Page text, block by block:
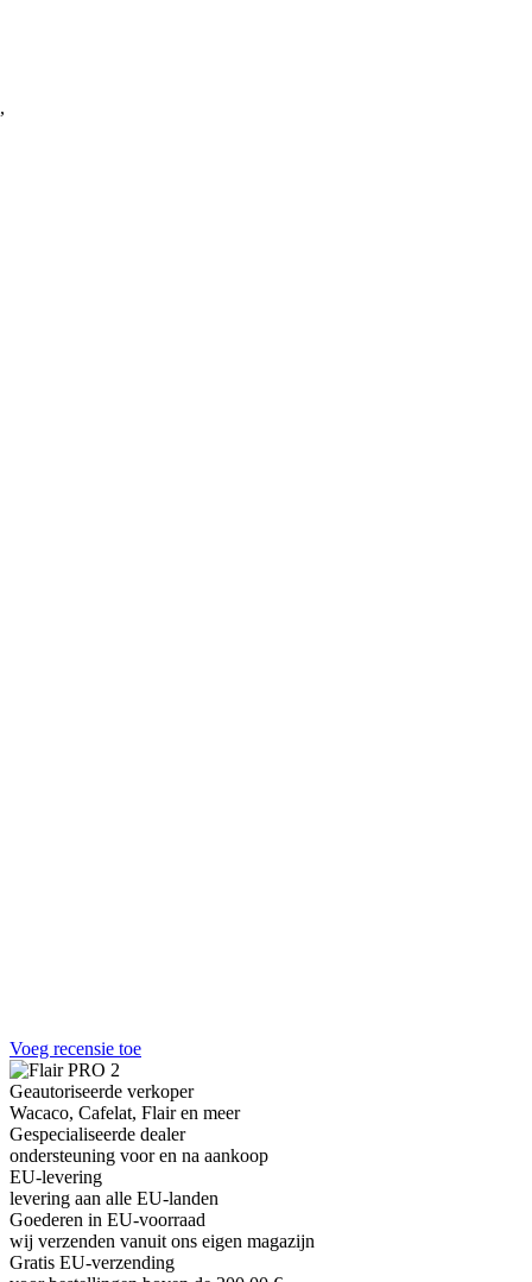
Voeg recensie toe
Geautoriseerde verkoper
Wacaco, Cafelat, Flair en meer
Gespecialiseerde dealer
ondersteuning voor en na aankoop
EU-levering
levering aan alle EU-landen
Goederen in EU-voorraad
wij verzenden vanuit ons eigen magazijn
Gratis EU-verzending